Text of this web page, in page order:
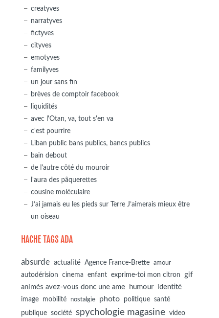
creatyves
narratyves
fictyves
cityves
emotyves
familyves
un jour sans fin
brèves de comptoir facebook
liquidités
avec l'Otan, va, tout s'en va
c'est pourrire
Liban public bans publics, bancs publics
bain debout
de l'autre côté du mouroir
l'aura des pâquerettes
cousine moléculaire
J’ai jamais eu les pieds sur Terre J’aimerais mieux être
un oiseau
HACHE TAGS ADA
absurde actualité Agence France-Brette amour
autodérision cinema enfant exprime-toi mon citron
gif
animés avez-vous donc une ame
humour identité
image mobilité nostalgie photo politique
santé
publique
société spychologie magasine video